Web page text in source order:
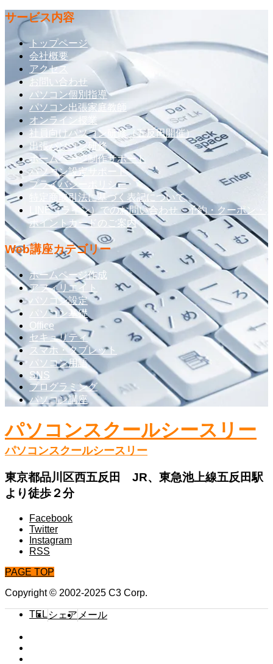
サービス内容
トップページ
会社概要
アクセス
お問い合わせ
パソコン個別指導
パソコン出張家庭教師
オンライン授業
社員向けパソコン研修（五反田開催）
出張パソコン研修
ホームページ制作サポート
パソコン設定サポート
プライバシーポリシー
特定商取引法に基づく表記について
LINE（ライン）でのお問い合わせ・予約・クーポン・
ポイントカードのご案内
Web講座カテゴリー
ホームページ作成
アフィリエイト
パソコン設定
パソコン基礎
Office
セキュリティ
スマホ・タブレット
パソコン用語
SNS
プログラミング
パソコン講座
パソコンスクールシースリー
パソコンスクールシースリー
東京都品川区西五反田 JR、東急池上線五反田駅
より徒歩２分
Facebook
Twitter
Instagram
RSS
PAGE TOP
Copyright © 2002-2025 C3 Corp.
TEL シェア メール